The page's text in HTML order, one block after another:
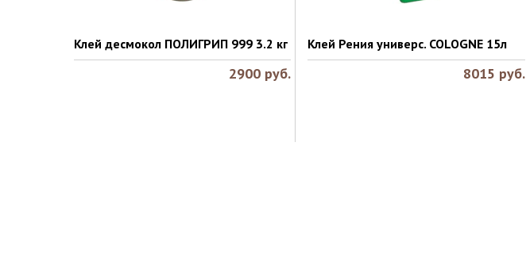
Клей десмокол ПОЛИГРИП 999 3.2 кг
2900 руб.
Клей Рения универс. COLOGNE 15л
8015 руб.